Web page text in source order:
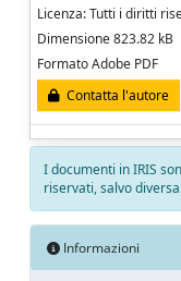
Licenza: Tutti i diritti
Dimensione 823.82 kB
Formato Adobe PDF
Contatta l'autore
I documenti in IRIS
riservati, salvo
Informazioni